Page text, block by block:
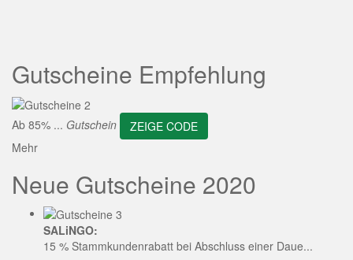
Gutscheine Empfehlung
Ab 85% ... Gutschein
ZEIGE CODE
Mehr
Neue Gutscheine 2020
SALiNGO:
15 % Stammkundenrabatt bei Abschluss einer Daue...